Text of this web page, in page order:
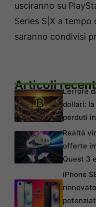
usciranno su
Series S|X a
saranno condivisi
Articoli
L’errore
dollari:
perduti
Realtà
offerte
Quest 3
iPhone